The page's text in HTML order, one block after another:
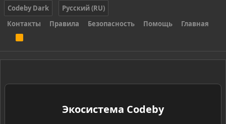
Codeby Dark
Русский (RU)
Контакты
Правила Безопасность Помощь Главная
S
Экосистема Codeby